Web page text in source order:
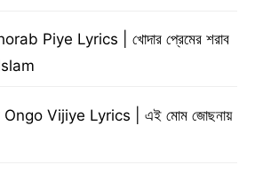
Piye Lyrics | খোদার প্রেমের শরাব
Vijiye Lyrics | এই মোম জোছনায়